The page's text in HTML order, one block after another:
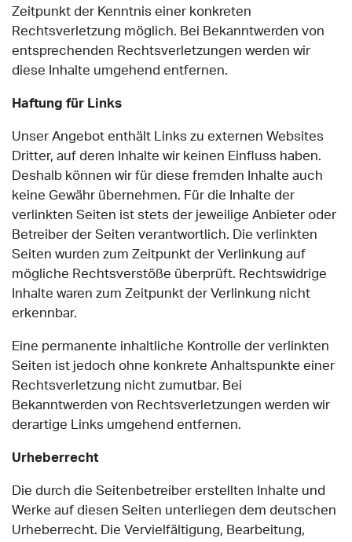
Zeitpunkt der Kenntnis einer konkreten
Rechtsverletzung möglich. Bei Bekanntwerden von
entsprechenden Rechtsverletzungen werden wir
diese Inhalte umgehend entfernen.
Haftung für Links
Unser Angebot enthält Links zu externen Websites
Dritter, auf deren Inhalte wir keinen Einfluss haben.
Deshalb können wir für diese fremden Inhalte auch
keine Gewähr übernehmen. Für die Inhalte der
verlinkten Seiten ist stets der jeweilige Anbieter oder
Betreiber der Seiten verantwortlich. Die verlinkten
Seiten wurden zum Zeitpunkt der Verlinkung auf
mögliche Rechtsverstöße überprüft. Rechtswidrige
Inhalte waren zum Zeitpunkt der Verlinkung nicht
erkennbar.
Eine permanente inhaltliche Kontrolle der verlinkten
Seiten ist jedoch ohne konkrete Anhaltspunkte einer
Rechtsverletzung nicht zumutbar. Bei
Bekanntwerden von Rechtsverletzungen werden wir
derartige Links umgehend entfernen.
Urheberrecht
Die durch die Seitenbetreiber erstellten Inhalte und
Werke auf diesen Seiten unterliegen dem deutschen
Urheberrecht. Die Vervielfältigung, Bearbeitung,